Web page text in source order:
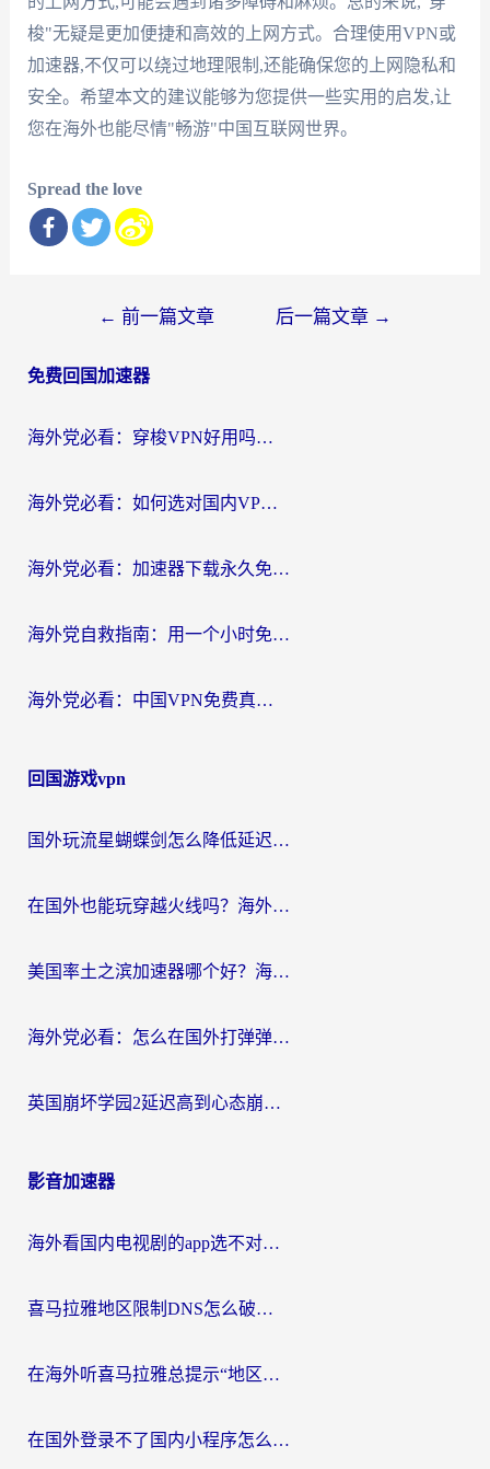
梭"无疑是更加便捷和高效的上网方式。合理使用VPN或
加速器,不仅可以绕过地理限制,还能确保您的上网隐私和
安全。希望本文的建议能够为您提供一些实用的启发,让
您在海外也能尽情"畅游"中国互联网世界。
Spread the love
导
← 前一篇文章 后一篇文章 →
免费回国加速器
海外党必看：穿梭VPN好用吗？和云帆VPN对比哪个回国效果更好？附真实测评+避坑指南
海外党必看：如何选对国内VPN，实现无缝访问国内资源？
海外党必看：加速器下载永久免费版真的存在吗？教你无缝访问国内资源的正确姿势
海外党自救指南：用一个小时免费加速器，轻松打破国内资源访问壁垒？
海外党必看：中国VPN免费真的靠谱吗？手把手教你选对回国加速器
回国游戏vpn
国外玩流星蝴蝶剑怎么降低延迟？海外党必看的加速秘籍（含欧洲鸣潮&彩虹岛优化攻略）
在国外也能玩穿越火线吗？海外玩家国服游戏畅玩终极指南
美国率土之滨加速器哪个好？海外党国服游戏畅玩终极指南（附多游戏解决方案）
海外党必看：怎么在国外打弹弹堂不卡？番茄加速器亲测指南
英国崩坏学园2延迟高到心态崩？海外党国服游戏加速终极指南
影音加速器
海外看国内电视剧的app选不对？这份回国加速器避坑指南帮你流畅追剧
喜马拉雅地区限制DNS怎么破？海外党听国内音乐听书的终极解决方案
在海外听喜马拉雅总提示“地区限制”？3步轻松解除+听国内音乐全攻略
在国外登录不了国内小程序怎么办？选对回国加速器，轻松解锁国内资源